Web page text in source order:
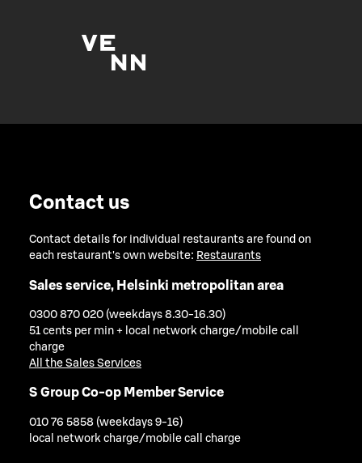
Contact us
Contact details for individual restaurants are found on
each restaurant's own website: Restaurants
Sales service, Helsinki metropolitan area
0300 870 020 (weekdays 8.30-16.30)
51 cents per min + local network charge/mobile call
charge
All the Sales Services
S Group Co-op Member Service
010 76 5858 (weekdays 9-16)
local network charge/mobile call charge